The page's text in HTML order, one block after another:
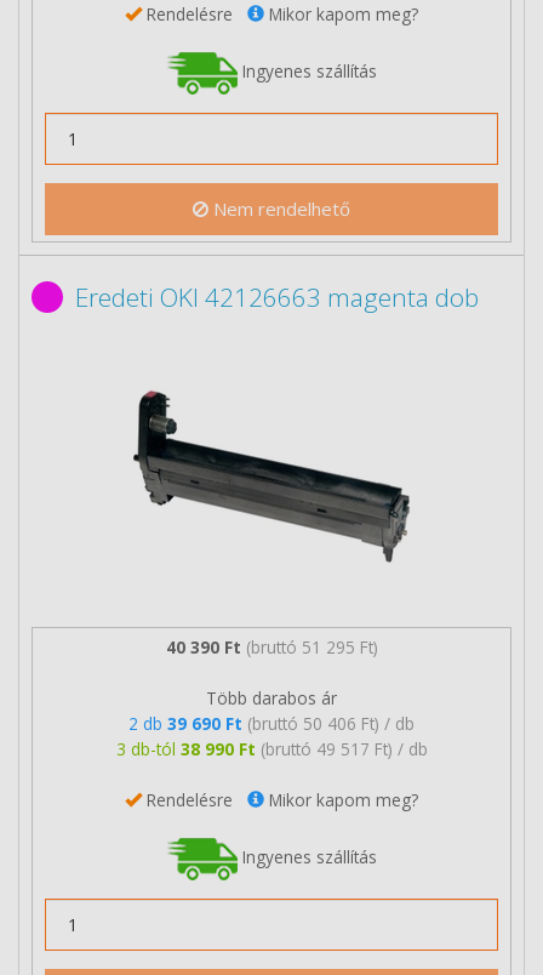
Rendelésre Mikor kapom meg?
Ingyenes szállítás
Nem rendelhető
Eredeti OKI 42126663 magenta dob
40 390 Ft (bruttó 51 295 Ft)
Több darabos ár
2 db 39 690 Ft (bruttó 50 406 Ft) / db
3 db-tól 38 990 Ft (bruttó 49 517 Ft) / db
Rendelésre Mikor kapom meg?
Ingyenes szállítás